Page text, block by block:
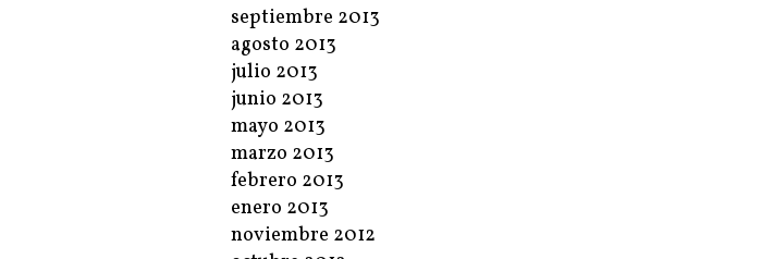
septiembre 2013
agosto 2013
julio 2013
junio 2013
mayo 2013
marzo 2013
febrero 2013
enero 2013
noviembre 2012